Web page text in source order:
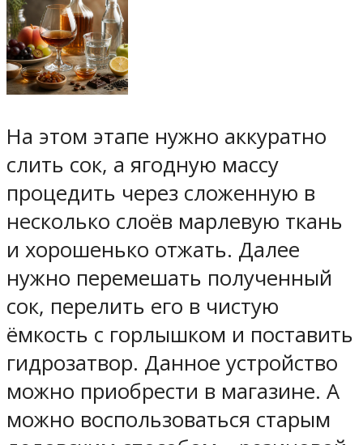
На этом этапе нужно аккуратно
слить сок, а ягодную массу
процедить через сложенную в
несколько слоёв марлевую ткань
и хорошенько отжать. Далее
нужно перемешать полученный
сок, перелить его в чистую
ёмкость с горлышком и поставить
гидрозатвор. Данное устройство
можно приобрести в магазине. А
можно воспользоваться старым